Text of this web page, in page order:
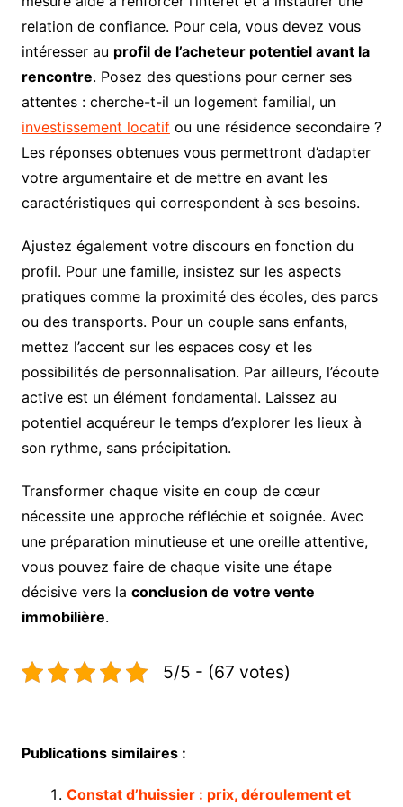
relation de confiance. Pour cela, vous devez vous
intéresser au profil de l’acheteur potentiel avant la
rencontre. Posez des questions pour cerner ses
attentes : cherche-t-il un logement familial, un
investissement locatifou une résidence secondaire ?
Les réponses obtenues vous permettront d’adapter
votre argumentaire et de mettre en avant les
caractéristiques qui correspondent à ses besoins.
Ajustez également votre discours en fonction du
profil. Pour une famille, insistez sur les aspects
pratiques comme la proximité des écoles, des parcs
ou des transports. Pour un couple sans enfants,
mettez l’accent sur les espaces cosy et les
possibilités de personnalisation. Par ailleurs, l’écoute
active est un élément fondamental. Laissez au
potentiel acquéreur le temps d’explorer les lieux à
son rythme, sans précipitation.
Transformer chaque visite en coup de cœur
nécessite une approche réfléchie et soignée. Avec
une préparation minutieuse et une oreille attentive,
vous pouvez faire de chaque visite une étape
décisive vers la conclusion de votre vente
immobilière.
5/5 - (67 votes)
Publications similaires :
Constat d’huissier : prix, déroulement et